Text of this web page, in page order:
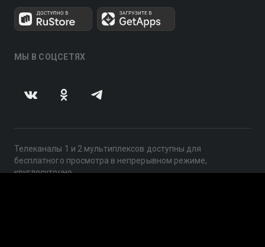
МЫ В СОЦСЕТЯХ
Телеканалы 1 и 2 мультиплексов доступны для
бесплатного просмотра в непрерывном режиме,
круглосуточно.